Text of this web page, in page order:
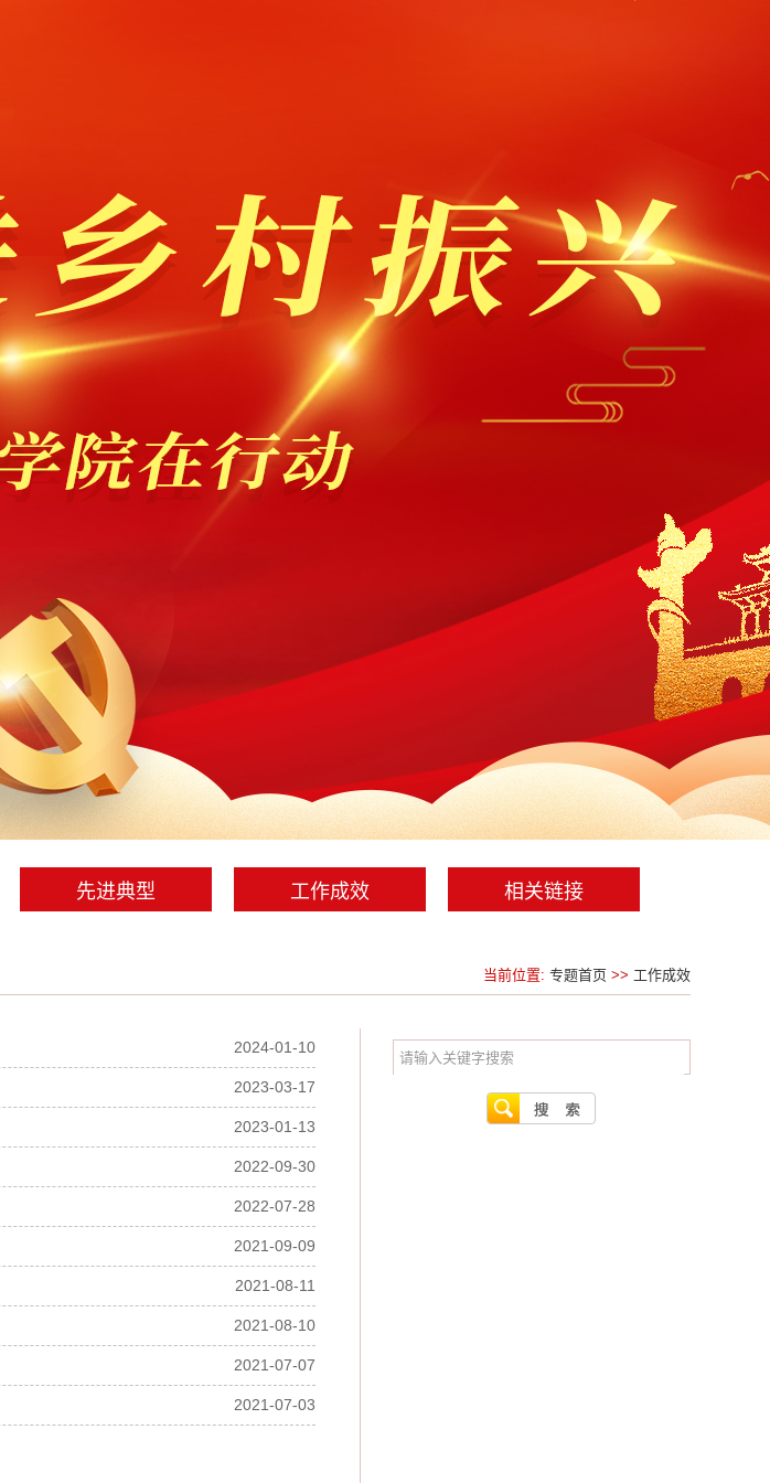
先进典型 工作成效 相关链接
当前位置: 专题首页 >> 工作成效
2024-01-10
2023-03-17
2023-01-13
2022-09-30
2022-07-28
2021-09-09
2021-08-11
2021-08-10
2021-07-07
2021-07-03